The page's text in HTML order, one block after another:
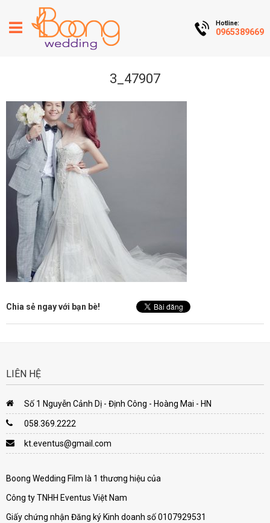
Hotline:
0965389669
3_47907
Chia sẻ ngay với bạn bè!
LIÊN HỆ
Số 1 Nguyễn Cảnh Dị - Định Công - Hoàng Mai - HN
058.369.2222
kt.eventus@gmail.com
Boong Wedding Film là 1 thương hiệu của
Công ty TNHH Eventus Việt Nam
Giấy chứng nhận Đăng ký Kinh doanh số 0107929531